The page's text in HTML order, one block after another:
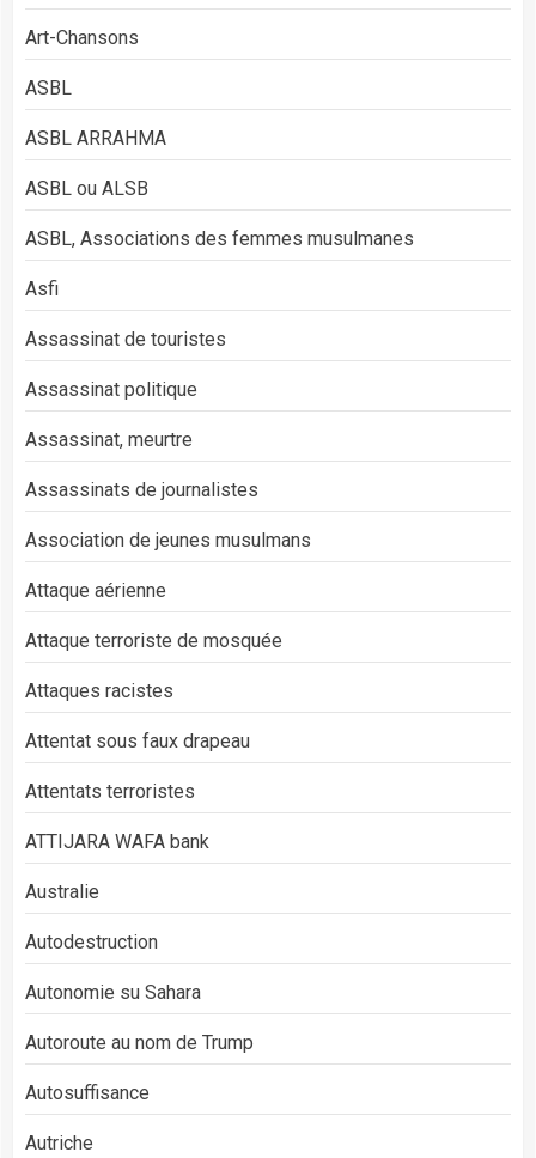
Art-Chansons
ASBL
ASBL ARRAHMA
ASBL ou ALSB
ASBL, Associations des femmes musulmanes
Asfi
Assassinat de touristes
Assassinat politique
Assassinat, meurtre
Assassinats de journalistes
Association de jeunes musulmans
Attaque aérienne
Attaque terroriste de mosquée
Attaques racistes
Attentat sous faux drapeau
Attentats terroristes
ATTIJARA WAFA bank
Australie
Autodestruction
Autonomie su Sahara
Autoroute au nom de Trump
Autosuffisance
Autriche